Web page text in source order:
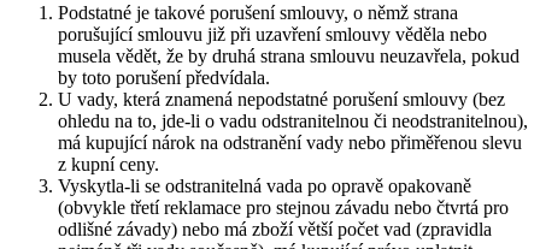
Podstatné je takové porušení smlouvy, o němž strana
porušující smlouvu již při uzavření smlouvy věděla nebo
musela vědět, že by druhá strana smlouvu neuzavřela, pokud
by toto porušení předvídala.
U vady, která znamená nepodstatné porušení smlouvy (bez
ohledu na to, jde-li o vadu odstranitelnou či neodstranitelnou),
má kupující nárok na odstranění vady nebo přiměřenou slevu
z kupní ceny.
Vyskytla-li se odstranitelná vada po opravě opakovaně
(obvykle třetí reklamace pro stejnou závadu nebo čtvrtá pro
odlišné závady) nebo má zboží větší počet vad (zpravidla